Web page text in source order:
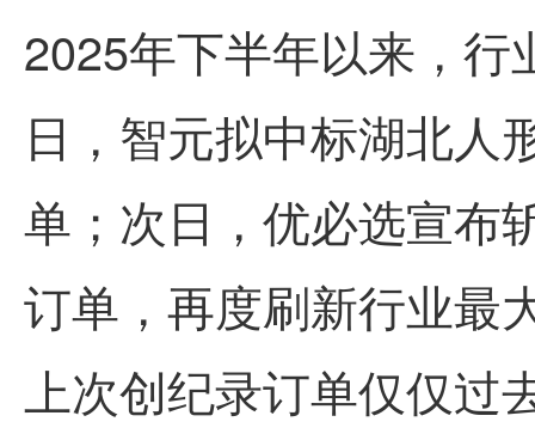
2025年下半年以来，
日，智元拟中标湖北人
单；次日，优必选宣布
订单，再度刷新行业最
上次创纪录订单仅仅